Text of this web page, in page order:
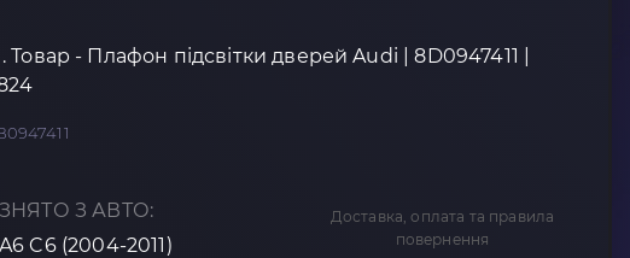
- Плафон підсвітки дверей Audi | 8D0947411 |
ЗНЯТО З АВТО:
A6 C6 (2004-2011)
Доставка, оплата та правила
повернення